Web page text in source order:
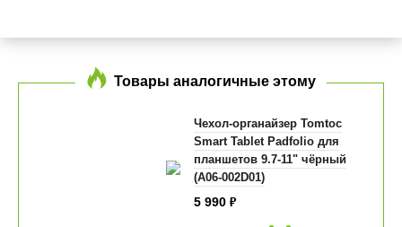
Товары аналогичные этому
Чехол-органайзер Tomtoc
Smart Tablet Padfolio для
планшетов 9.7-11" чёрный
(A06-002D01)
5 990 ₽